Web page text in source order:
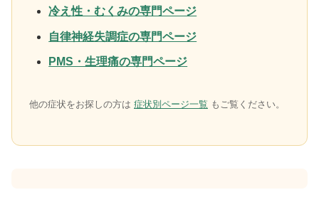
冷え性・むくみの専門ページ
自律神経失調症の専門ページ
PMS・生理痛の専門ページ
他の症状をお探しの方は 症状別ページ一覧 もご覧ください。